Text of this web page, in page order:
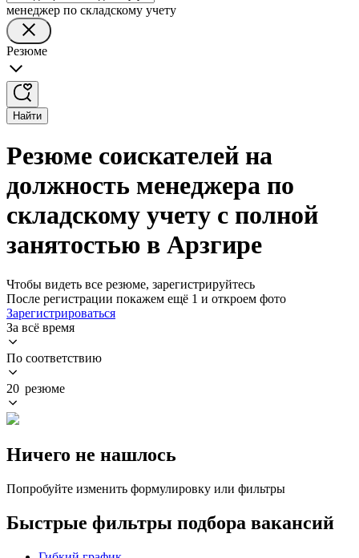
менеджер по складскому учету
Резюме
Найти
Резюме соискателей на
должность менеджера по
складскому учету с полной
занятостью в Арзгире
Чтобы видеть все резюме, зарегистрируйтесь
После регистрации покажем ещё 1 и откроем фото
Зарегистрироваться
За всё время
По соответствию
20 резюме
Ничего не нашлось
Попробуйте изменить формулировку или фильтры
Быстрые фильтры подбора вакансий